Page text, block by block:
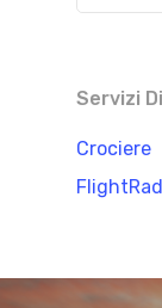
Servizi
Crociere